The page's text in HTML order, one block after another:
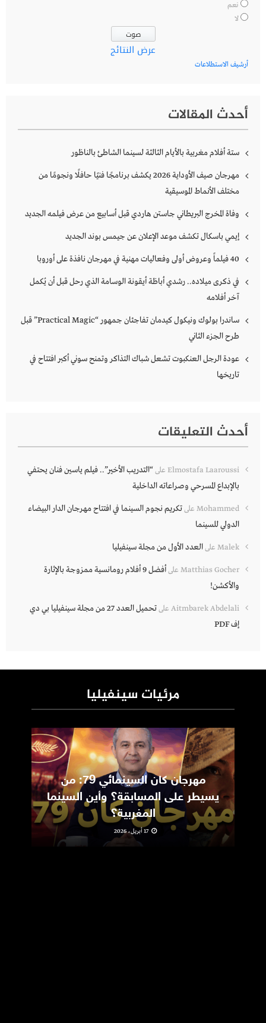
نعم
لا
عرض النتائج
أرشيف الاستطلاعات
أحدث المقالات
ستة أفلام مغربية بالأيام الثالثة لسينما الشاطئ بالناظور
مهرجان صيف الأوداية 2026 يكشف برنامجًا فنيًا حافلًا ونجومًا من
مختلف الأنماط الموسيقية
وفاة المخرج البريطاني جاستن هاردي قبل أسابيع من عرض فيلمه الجديد
إيمي باسكال تكشف موعد الإعلان عن جيمس بوند الجديد
40 فيلماً وعروض أولى وفعاليات مهنية في مهرجان نافذة على أوروبا
في ذكرى ميلاده.. رشدي أباظة أيقونة الوسامة الذي رحل قبل أن يُكمل
آخر أفلامه
ساندرا بولوك ونيكول كيدمان تفاجئان جمهور “Practical Magic” قبل
طرح الجزء الثاني
عودة الرجل العنكبوت تشعل شباك التذاكر وتمنح سوني أكبر افتتاح في
تاريخها
أحدث التعليقات
Elmostafa Laaroussi على“التدريب الأخير”.. فيلم ياسين فنان يحتفي
بالإبداع المسرحي وصراعاته الداخلية
Mohammed علىتكريم نجوم السينما في افتتاح مهرجان الدار البيضاء
الدولي للسينما
Malek علىالعدد الأول من مجلة سينفيليا
Matthias Gocher على
أفضل 9 أفلام رومانسية ممزوجة بالإثارة
والأكشن!
Aitmbarek Abdelali على
تحميل العدد 27 من مجلة سينفيليا بي دي
إف PDF
مرئيات سينفيليا
مهرجان كان السينمائي 79: من
يسيطر على المسابقة؟ وأين السينما
المغربية؟
17 أبريل، 2026